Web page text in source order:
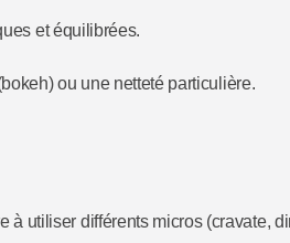
et équilibrées.
ou une netteté particulière.
utiliser différents micros (cravate,